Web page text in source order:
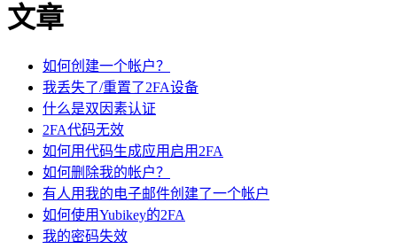
文章
如何创建一个帐户？
我丢失了/重置了2FA设备
什么是双因素认证
2FA代码无效
如何用代码生成应用启用2FA
如何删除我的帐户？
有人用我的电子邮件创建了一个帐户
如何使用Yubikey的2FA
我的密码失效